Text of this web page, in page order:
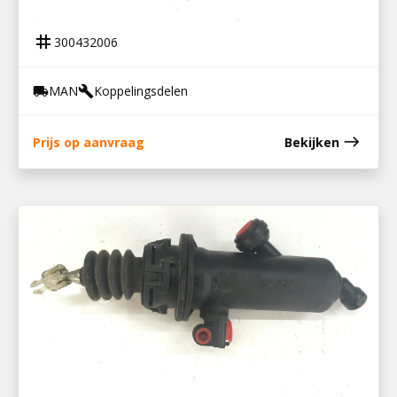
KOPPELINGSCILINDER MAN TGA
tag 300432006
local_shippingMANbuildKoppelingsdelen
Prijs op aanvraag Bekijken east